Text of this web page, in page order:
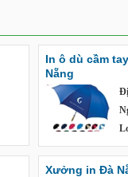
In ô dù cầm
Nẵng
Xưởng in Đà